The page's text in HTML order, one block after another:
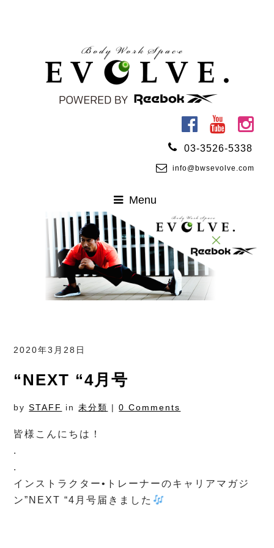
03-3526-5338
info@bwsevolve.com
2020年3月28日
“NEXT “4月号
bySTAFF in未分類 |0 Comments
皆様こんにちは！
.
.
インストラクター•トレーナーのキャリアマガジ
ン”NEXT “4月号届きました